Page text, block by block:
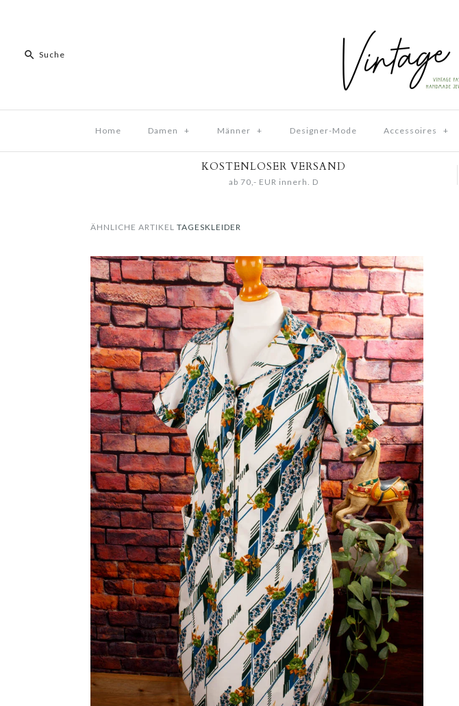
Home Damen + Männer + Designer-Mode Accessoires +
KOSTENLOSER VERSAND
ab 70,- EUR innerh. D
ÄHNLICHE ARTIKEL TAGESKLEIDER